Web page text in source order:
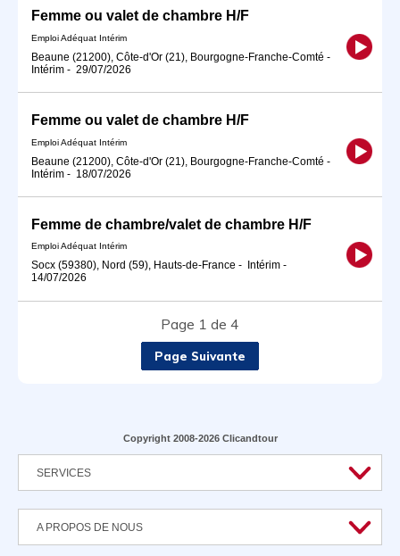
Femme ou valet de chambre H/F
Emploi Adéquat Intérim
Beaune (21200), Côte-d'Or (21), Bourgogne-Franche-Comté -
Intérim - 29/07/2026
Femme ou valet de chambre H/F
Emploi Adéquat Intérim
Beaune (21200), Côte-d'Or (21), Bourgogne-Franche-Comté -
Intérim - 18/07/2026
Femme de chambre/valet de chambre H/F
Emploi Adéquat Intérim
Socx (59380), Nord (59), Hauts-de-France - Intérim -
14/07/2026
Page 1 de 4
Page Suivante
Copyright 2008-2026 Clicandtour
SERVICES
A PROPOS DE NOUS